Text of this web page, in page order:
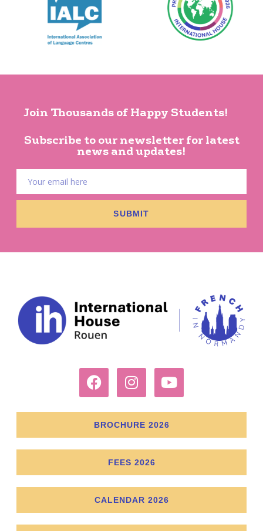
Join Thousands of Happy Students!
Subscribe to our newsletter for latest
news and updates!
SUBMIT
BROCHURE 2026
FEES 2026
CALENDAR 2026